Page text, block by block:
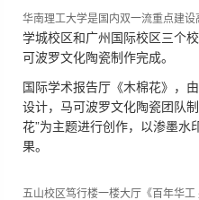
华南理工大学是国内双一流重点建设
学城校区和广州国际校区三个
可波罗文化陶瓷制作完成。
国际学术报告厅《木棉花》，
设计，马可波罗文化陶瓷团队
花”为主题进行创作，以渗墨水
果。
五山校区笃行楼一楼大厅《百年华工